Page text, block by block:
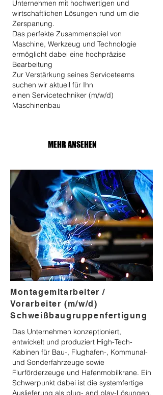
Unternehmen mit hochwertigen und
wirtschaftlichen Lösungen rund um die
Zerspanung.
Das perfekte Zusammenspiel von
Maschine, Werkzeug und Technologie
ermöglicht dabei eine hochpräzise
Bearbeitung
Zur Verstärkung seines Serviceteams
suchen wir aktuell für Ihn
einen Servicetechniker (m/w/d)
Maschinenbau
MEHR ANSEHEN
​Montagemitarbeiter /
Vorarbeiter (m/w/d)
Schweißbaugruppenfertigung
Das Unternehmen konzeptioniert,
entwickelt und produziert High-Tech-
Kabinen für Bau-, Flughafen-, Kommunal-
und Sonderfahrzeuge sowie
Flurförderzeuge und Hafenmobilkrane. Ein
Schwerpunkt dabei ist die systemfertige
Auslieferung als plug- and play-Lösungen,